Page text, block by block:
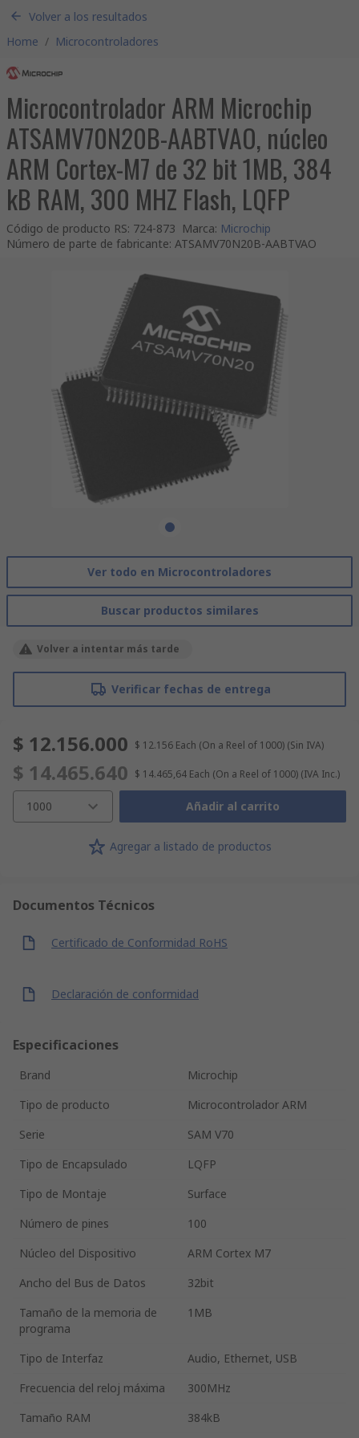
Volver a los resultados
Home / Microcontroladores
Microcontrolador ARM Microchip
ATSAMV70N20B-AABTVAO, núcleo
ARM Cortex-M7 de 32 bit 1MB, 384
kB RAM, 300 MHZ Flash, LQFP
Código de producto RS: 724-873 Marca: Microchip
Número de parte de fabricante: ATSAMV70N20B-AABTVAO
Ver todo en Microcontroladores
Buscar productos similares
Volver a intentar más tarde
Verificar fechas de entrega
$ 12.156.000 $ 12.156 Each (On a Reel of 1000) (Sin IVA)
$ 14.465.640 $ 14.465,64 Each (On a Reel of 1000) (IVA Inc.)
1000 Añadir al carrito
Agregar a listado de productos
Documentos Técnicos
Certificado de Conformidad RoHS
Declaración de conformidad
Especificaciones
Brand
Microchip
Tipo de producto
Microcontrolador ARM
Serie
SAM V70
Tipo de Encapsulado
LQFP
Tipo de Montaje
Surface
Número de pines
100
Núcleo del Dispositivo
ARM Cortex M7
Ancho del Bus de Datos
32bit
Tamaño de la memoria de
programa
1MB
Tipo de Interfaz
Audio, Ethernet, USB
Frecuencia del reloj máxima
300MHz
Tamaño RAM
384kB